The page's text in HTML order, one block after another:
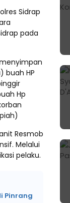
Sidrap
pada
buah HP
Hp
Resmob
Melalui
pelaku.
Pinrang